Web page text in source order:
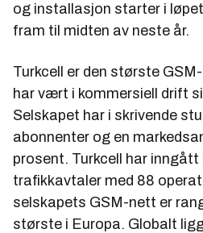
og installasjon starter i
fram til midten av neste år.
Turkcell er den største
har vært i kommersiell drift
Selskapet har i skrivende
abonnenter og en
prosent. Turkcell har inngått
trafikkavtaler med 88
selskapets GSM-nett er
største i Europa. Globalt